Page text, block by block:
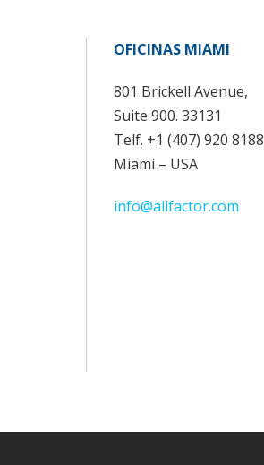
OFICINAS MIAMI
801 Brickell Avenue,
Suite 900. 33131
Telf. +1 (407) 920 8188
Miami – USA
info@allfactor.com